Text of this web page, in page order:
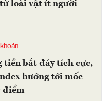
loài vật ít người
tiền bắt đáy tích cực,
hướng tới mốc
điểm